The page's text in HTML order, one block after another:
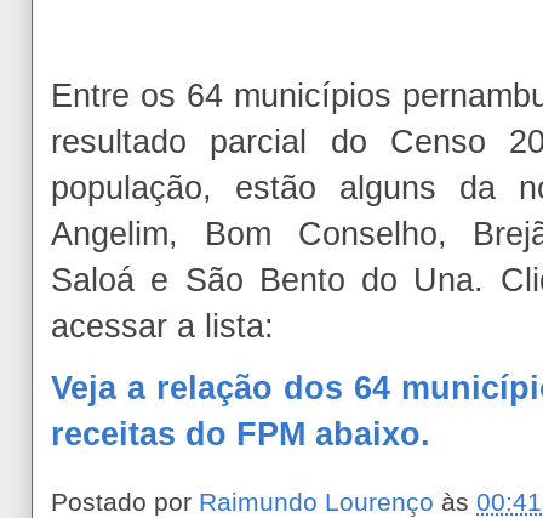
Entre os 64 municípios
resultado parcial do Censo
população, estão alguns da
Angelim, Bom Conselho,
Saloá e São Bento do Una.
acessar a lista:
Veja a relação dos 64
receitas do FPM abaixo.
Postado por Raimundo Lourenço às 00:41